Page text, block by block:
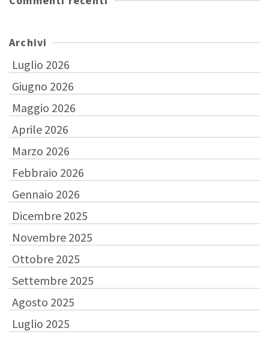
Archivi
Luglio 2026
Giugno 2026
Maggio 2026
Aprile 2026
Marzo 2026
Febbraio 2026
Gennaio 2026
Dicembre 2025
Novembre 2025
Ottobre 2025
Settembre 2025
Agosto 2025
Luglio 2025